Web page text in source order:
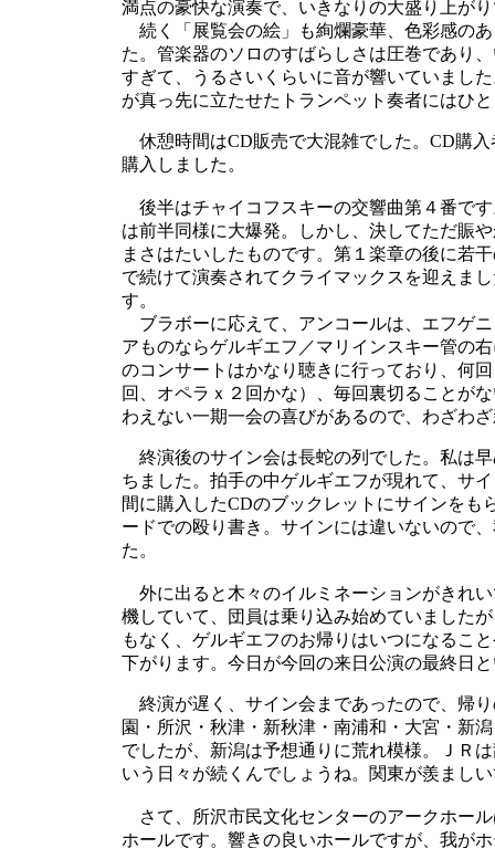
満点の豪快な演奏で、いきなりの大盛り上が
続く「展覧会の絵」も絢爛豪華、色彩感の
た。管楽器のソロのすばらしさは圧巻であり
すぎて、うるさいくらいに音が響いていまし
が真っ先に立たせたトランペット奏者にはひ
休憩時間はCD販売で大混雑でした。CD購
購入しました。
後半はチャイコフスキーの交響曲第４番で
は前半同様に大爆発。しかし、決してただ賑
まさはたいしたものです。第１楽章の後に若
で続けて演奏されてクライマックスを迎えま
す。
ブラボーに応えて、アンコールは、エフゲ
アものならゲルギエフ／マリインスキー管の
のコンサートはかなり聴きに行っており、何
回、オペラｘ２回かな）、毎回裏切ることが
わえない一期一会の喜びがあるので、わざわ
終演後のサイン会は長蛇の列でした。私は
ちました。拍手の中ゲルギエフが現れて、サ
間に購入したCDのブックレットにサインをも
ードでの殴り書き。サインには違いないので
た。
外に出ると木々のイルミネーションがきれ
機していて、団員は乗り込み始めていました
もなく、ゲルギエフのお帰りはいつになるこ
下がります。今日が今回の来日公演の最終日
終演が遅く、サイン会まであったので、帰
園・所沢・秋津・新秋津・南浦和・大宮・新
でしたが、新潟は予想通りに荒れ模様。ＪＲ
いう日々が続くんでしょうね。関東が羨まし
さて、所沢市民文化センターのアークホー
ホールです。響きの良いホールですが、我が